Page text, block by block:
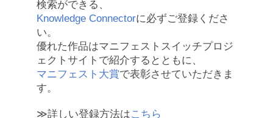
検索ができる、
Knowledge Connectorに必ずご登録くださ
い。
優れた作品はマニフェストスイッチプロジ
ェクトサイトで紹介するとともに、
マニフェスト大賞で表彰させていただきま
す。
≫詳しい登録方法はこちら